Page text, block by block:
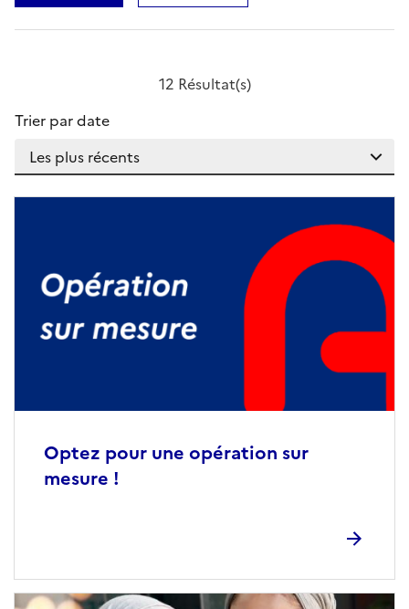
12 Résultat(s)
Trier par date
Optez pour une opération sur
mesure !